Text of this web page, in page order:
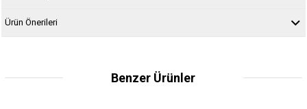
Ürün Önerileri
Benzer Ürünler